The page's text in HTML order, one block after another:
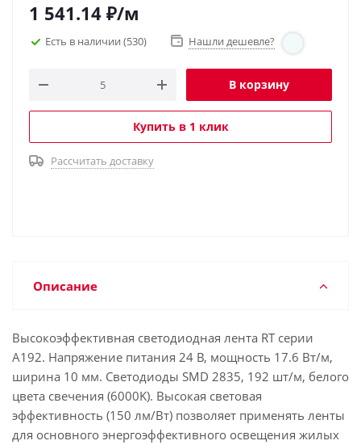
1 541.14 ₽/м
Есть в наличии (530) Нашли дешевле?
В корзину
Купить в 1 клик
Рассчитать доставку
Описание
Высокоэффективная светодиодная лента RT серии
A192. Напряжение питания 24 В, мощность 17.6 Вт/м,
ширина 10 мм. Светодиоды SMD 2835, 192 шт/м, белого
цвета свечения (6000K). Высокая световая
эффективность (150 лм/Вт) позволяет применять ленты
для основного энергоэффективного освещения жилых